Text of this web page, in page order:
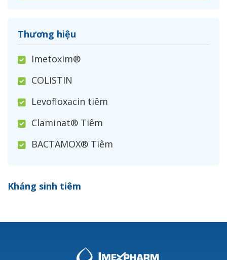
Thương hiệu
Imetoxim®
COLISTIN
Levofloxacin tiêm
Claminat® Tiêm
BACTAMOX® Tiêm
Ceftizoxim®
Kháng sinh tiêm